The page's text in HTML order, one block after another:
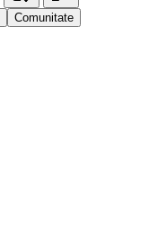
Comunitate